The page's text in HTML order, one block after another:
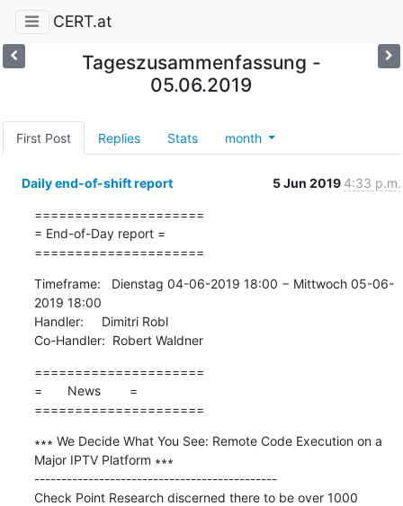
CERT.at
Tageszusammenfassung -
05.06.2019
First Post Replies Stats month
Daily end-of-shift report 5 Jun 2019 4:33 p.m.
=====================
= End-of-Day report =
=====================
Timeframe:   Dienstag 04-06-2019 18:00 − Mittwoch 05-06-
2019 18:00
Handler:     Dimitri Robl
Co-Handler:  Robert Waldner
=====================
=       News        =
=====================
∗∗∗ We Decide What You See: Remote Code Execution on a
Major IPTV Platform ∗∗∗
---------------------------------------------
Check Point Research discerned there to be over 1000